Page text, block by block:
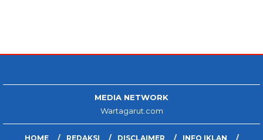
MEDIA NETWORK
Wartagarut.com
HOME REDAKSI DISCLAIMER INFO IKLAN